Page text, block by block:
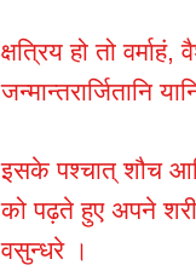
क्षत्रिय हो तो
जन्मान्तरार्जितानि
इसके पश्चात् शौच
को पढ़ते हुए अपने
वसुन्धरे ।